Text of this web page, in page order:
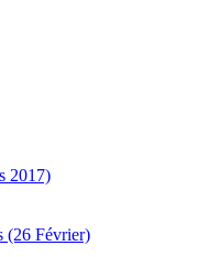
2017)
(26 Février)